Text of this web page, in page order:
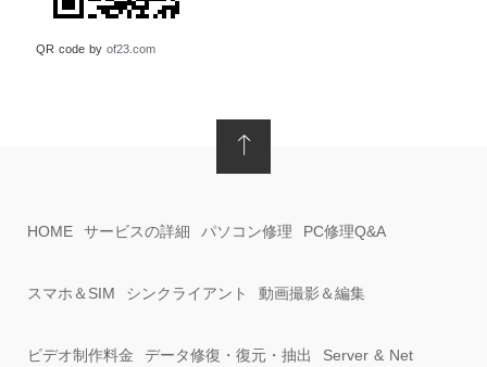
QR code by of23.com
HOME サービスの詳細 パソコン修理 PC修理Q&A
スマホ＆SIM シンクライアント 動画撮影＆編集
ビデオ制作料金 データ修復・復元・抽出 Server & Net